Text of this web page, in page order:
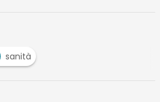
sanità